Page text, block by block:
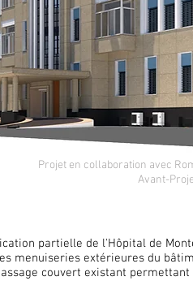
Projet en collaboration avec
Avant-
partielle de l'Hôpital de
menuiseries extérieures du
couvert existant